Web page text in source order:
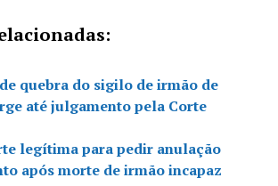
quebra do sigilo de irmão de
até julgamento pela Corte
legítima para pedir anulação
após morte de irmão incapaz